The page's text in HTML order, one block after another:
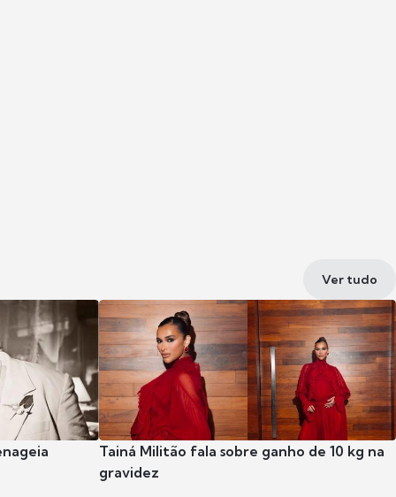
Ver tudo
Tainá Militão fala sobre ganho de 10 kg na
gravidez